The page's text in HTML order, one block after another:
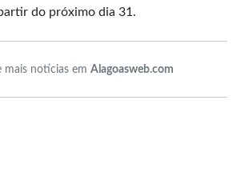
do próximo dia 31.
mais notícias em Alagoasweb.com